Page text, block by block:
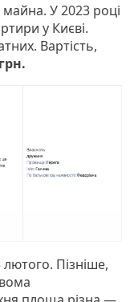
У 2023 році
у Києві.
Вартість,
Пізніше,